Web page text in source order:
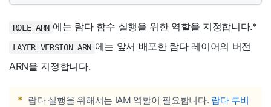
ROLE_ARN 에는 람다 함수 실행을 위한 역할을 지정합니다.*
LAYER_VERSION_ARN 에는 앞서 배포한 람다 레이어의 버전
ARN을 지정합니다.
* 람다 실행을 위해서는 IAM 역할이 필요합니다. 람다 루비